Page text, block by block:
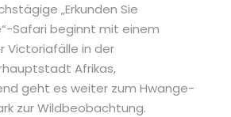
„Erkunden Sie
Safari beginnt mit einem
Victoriafälle in der
Afrikas,
geht es weiter zum Hwange-
zur Wildbeobachtung.